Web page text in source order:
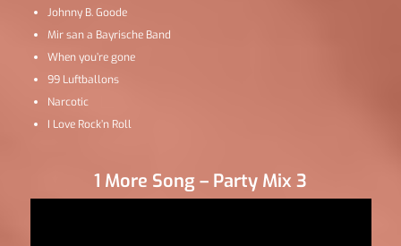
Johnny B. Goode
Mir san a Bayrische Band
When you’re gone
99 Luftballons
Narcotic
I Love Rock’n Roll
1 More Song – Party Mix 3